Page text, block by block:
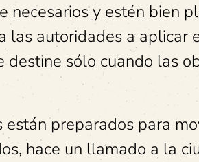
necesarios y estén bien
las autoridades a aplicar
sólo cuando las
preparados para
hace un llamado a la